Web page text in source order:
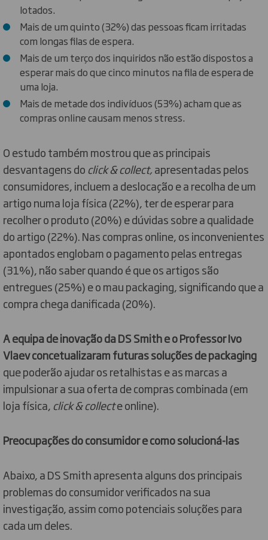
lotados.
Mais de um quinto (32%) das pessoas ficam irritadas
com longas filas de espera.
Mais de um terço dos inquiridos não estão dispostos a
esperar mais do que cinco minutos na fila de espera de
uma loja.
Mais de metade dos indivíduos (53%) acham que as
compras online causam menos stress.
O estudo também mostrou que as principais
desvantagens do click & collect,apresentadas pelos
consumidores, incluem a deslocação e a recolha de um
artigo numa loja física (22%), ter de esperar para
recolher o produto (20%) e dúvidas sobre a qualidade
do artigo (22%). Nas compras online, os inconvenientes
apontados englobam o pagamento pelas entregas
(31%), não saber quando é que os artigos são
entregues (25%) e o mau packaging, significando que a
compra chega danificada (20%).
A equipa de inovação da DS Smith e o Professor Ivo
Vlaev concetualizaram futuras soluções de packaging
que poderão ajudar os retalhistas e as marcas a
impulsionar a sua oferta de compras combinada (em
loja física, click & collecte online).
Preocupações do consumidor e como solucioná-las
Abaixo, a DS Smith apresenta alguns dos principais
problemas do consumidor verificados na sua
investigação, assim como potenciais soluções para
cada um deles.